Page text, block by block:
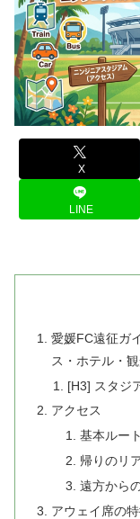
X
LINE
愛媛FC遠征ガ
ス・ホテル・
[H3] スタジ
アクセス
基本ルート
帰りのリ
遠方から
アウェイ席の